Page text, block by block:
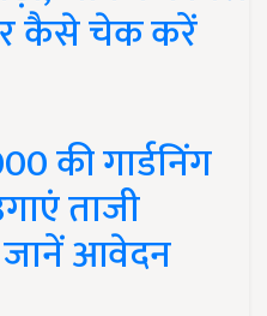
कैसे चेक करें
की गार्डनिंग
ताजी
जानें आवेदन